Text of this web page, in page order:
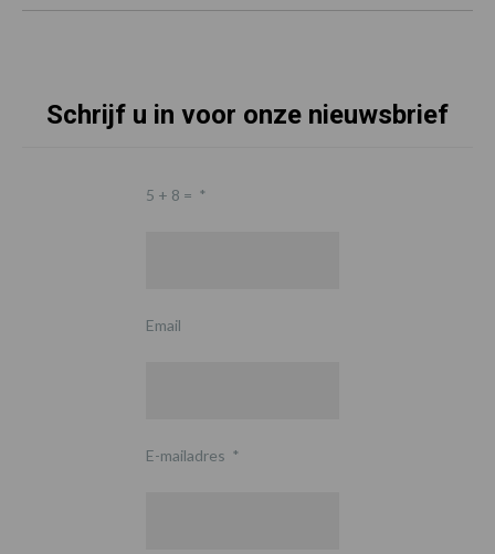
Schrijf u in voor onze nieuwsbrief
5 + 8 = *
Email
E-mailadres *